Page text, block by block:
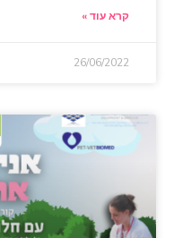
קרא עוד »
26/06/2022